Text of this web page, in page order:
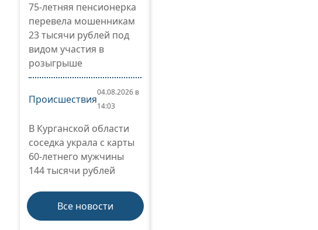
75-летняя пенсионерка
перевела мошенникам
23 тысячи рублей под
видом участия в
розыгрыше
Происшествия
04.08.2026 в
14:03
В Курганской области
соседка украла с карты
60-летнего мужчины
144 тысячи рублей
Все новости